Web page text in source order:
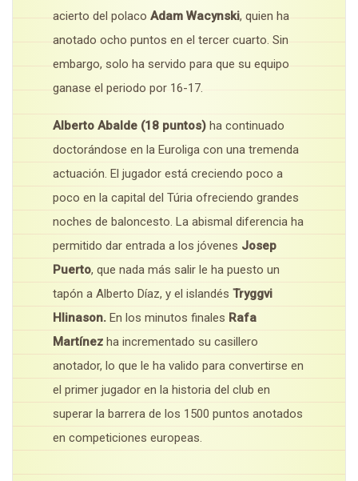
acierto del polaco Adam Wacynski, quien ha
anotado ocho puntos en el tercer cuarto. Sin
embargo, solo ha servido para que su equipo
ganase el periodo por 16-17.
Alberto Abalde (18 puntos) ha continuado
doctorándose en la Euroliga con una tremenda
actuación. El jugador está creciendo poco a
poco en la capital del Túria ofreciendo grandes
noches de baloncesto. La abismal diferencia ha
permitido dar entrada a los jóvenes Josep
Puerto, que nada más salir le ha puesto un
tapón a Alberto Díaz, y el islandés Tryggvi
Hlinason. En los minutos finales Rafa
Martínez ha incrementado su casillero
anotador, lo que le ha valido para convertirse en
el primer jugador en la historia del club en
superar la barrera de los 1500 puntos anotados
en competiciones europeas.